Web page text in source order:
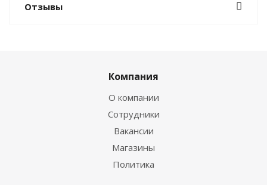
Отзывы
Компания
О компании
Сотрудники
Вакансии
Магазины
Политика